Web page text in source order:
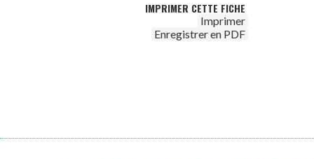
IMPRIMER CETTE FICHE
Imprimer
Enregistrer en PDF